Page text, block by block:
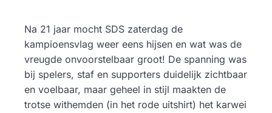
Na 21 jaar mocht SDS zaterdag de
kampioensvlag weer eens hijsen en wat was de
vreugde onvoorstelbaar groot! De spanning was
bij spelers, staf en supporters duidelijk zichtbaar
en voelbaar, maar geheel in stijl maakten de
trotse withemden (in het rode uitshirt) het karwei